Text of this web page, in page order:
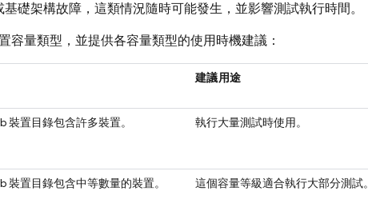
基礎架構故障，這類情況隨時可能發生，並影響測試執行時間。
容量類型，並提供各容量類型的使用時機建議：
建議用途
裝置目錄包含許多裝置。 執行大量測試時使用。
裝置目錄包含中等數量的裝置。 這個容量等級適合執行大部分測試。